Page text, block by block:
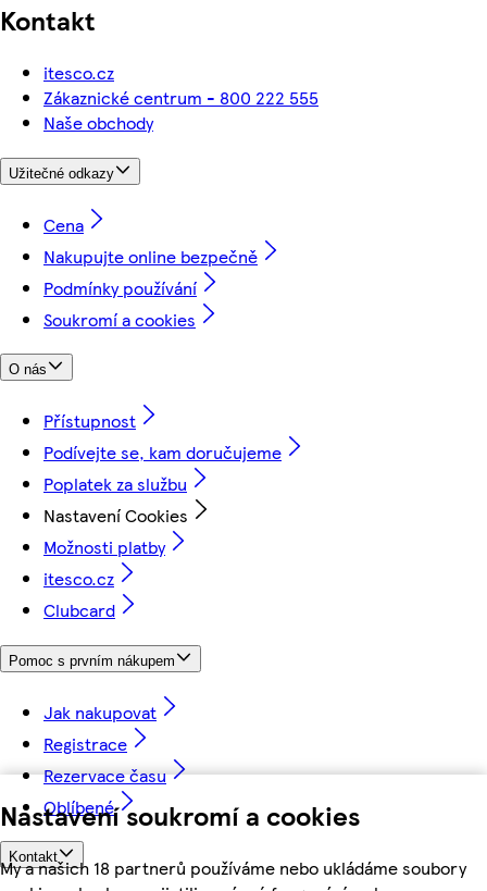
Nastavení soukromí a cookies
My a našich 18 partnerů používáme nebo ukládáme soubory
Kontakt
itesco.cz
Zákaznické centrum - 800 222 555
Naše obchody
Užitečné odkazy
Cena
Nakupujte online bezpečně
Podmínky používání
Soukromí a cookies
O nás
Přístupnost
Podívejte se, kam doručujeme
Poplatek za službu
Nastavení Cookies
Možnosti platby
itesco.cz
Clubcard
Pomoc s prvním nákupem
Jak nakupovat
Registrace
Rezervace času
Oblíbené
Kontakt